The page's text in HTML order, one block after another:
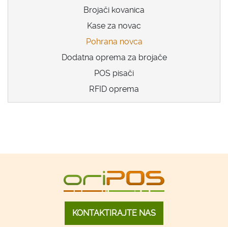
Brojači kovanica
Kase za novac
Pohrana novca
Dodatna oprema za brojače
POS pisači
RFID oprema
KONTAKTIRAJTE NAS